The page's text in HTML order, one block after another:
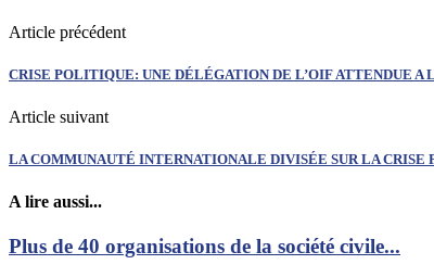
Article précédent
CRISE POLITIQUE: UNE DÉLÉGATION DE L’OIF ATTENDUE A
Article suivant
LA COMMUNAUTÉ INTERNATIONALE DIVISÉE SUR LA
A lire aussi...
Plus de 40 organisations de la société civile...